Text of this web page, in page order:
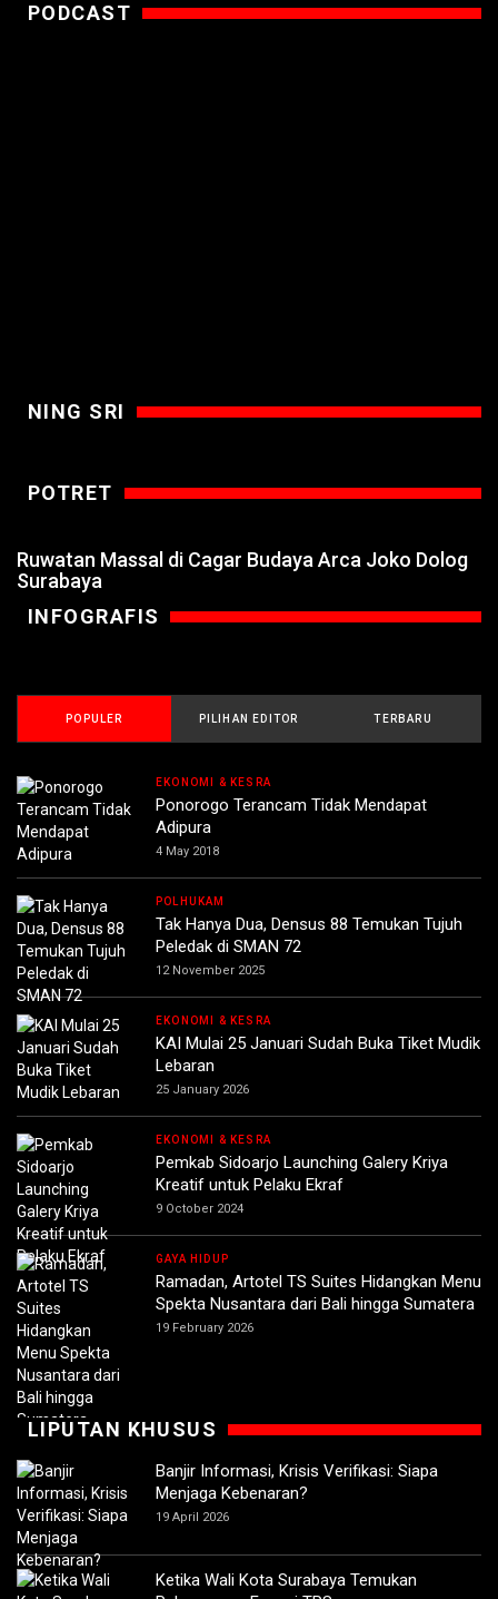
PODCAST
NING SRI
POTRET
Ruwatan Massal di Cagar Budaya Arca Joko Dolog
Surabaya
INFOGRAFIS
POPULER PILIHAN EDITOR TERBARU
EKONOMI & KESRA
Ponorogo Terancam Tidak Mendapat
Adipura
4 May 2018
POLHUKAM
Tak Hanya Dua, Densus 88 Temukan Tujuh
Peledak di SMAN 72
12 November 2025
EKONOMI & KESRA
KAI Mulai 25 Januari Sudah Buka Tiket Mudik
Lebaran
25 January 2026
EKONOMI & KESRA
Pemkab Sidoarjo Launching Galery Kriya
Kreatif untuk Pelaku Ekraf
9 October 2024
GAYA HIDUP
Ramadan, Artotel TS Suites Hidangkan Menu
Spekta Nusantara dari Bali hingga Sumatera
19 February 2026
LIPUTAN KHUSUS
Banjir Informasi, Krisis Verifikasi: Siapa
Menjaga Kebenaran?
19 April 2026
Ketika Wali Kota Surabaya Temukan